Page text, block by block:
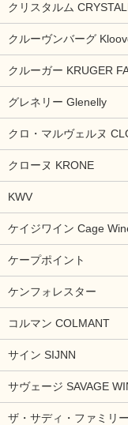
クリスタルム
クルーヴンバーグ
クルーガー KRUGER
グレネリー Glenelly
クロ・マルヴェルヌ
クローヌ KRONE
KWV
ケイジワイン Cage
ケープポイント
ケンフォレスター
コルマン COLMANT
サイン SIJNN
サヴェージ SAVAGE
ザ・サディ・ファミリ